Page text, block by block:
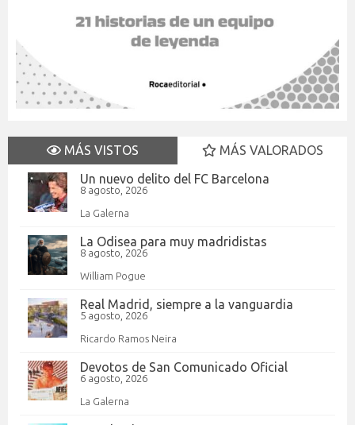
MÁS VISTOS
MÁS VALORADOS
Un nuevo delito del FC Barcelona
8 agosto, 2026
La Galerna
La Odisea para muy madridistas
8 agosto, 2026
William Pogue
Real Madrid, siempre a la vanguardia
5 agosto, 2026
Ricardo Ramos Neira
Devotos de San Comunicado Oficial
6 agosto, 2026
La Galerna